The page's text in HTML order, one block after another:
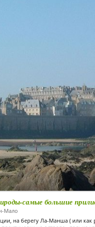
самые большие
Мало
на берегу Ла-Манша ( или